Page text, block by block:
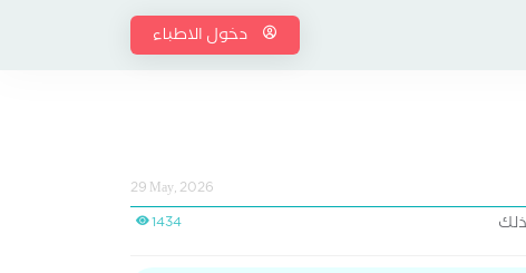
دخول الاطباء
29 May, 2026
1434